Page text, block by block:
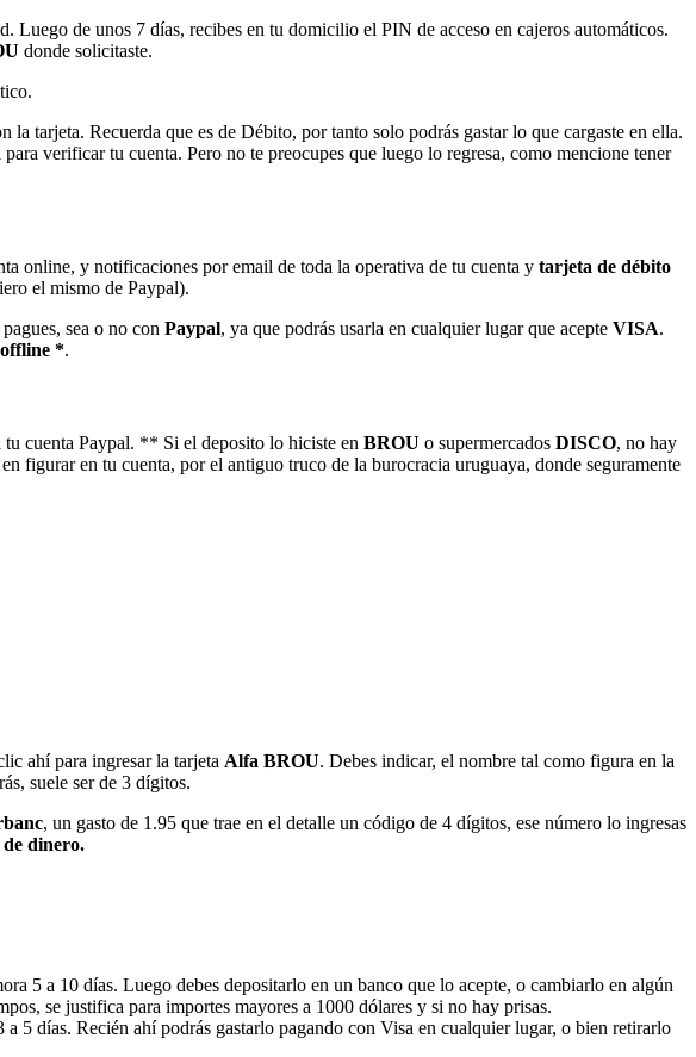
Luego de unos 7 días, recibes en tu domicilio el PIN de acceso en cajeros automáticos.
donde solicitaste.
tarjeta. Recuerda que es de Débito, por tanto solo podrás gastar lo que cargaste en ella.
verificar tu cuenta. Pero no te preocupes que luego lo regresa, como mencione tener
online, y notificaciones por email de toda la operativa de tu cuenta y tarjeta de débito
el mismo de Paypal).
sea o no con Paypal, ya que podrás usarla en cualquier lugar que acepte VISA.
offline *.
tu cuenta Paypal. ** Si el deposito lo hiciste en BROU o supermercados DISCO, no hay
figurar en tu cuenta, por el antiguo truco de la burocracia uruguaya, donde seguramente
ahí para ingresar la tarjeta Alfa BROU. Debes indicar, el nombre tal como figura en la
suele ser de 3 dígitos.
, un gasto de 1.95 que trae en el detalle un código de 4 dígitos, ese número lo ingresas
dinero.
5 a 10 días. Luego debes depositarlo en un banco que lo acepte, o cambiarlo en algún
se justifica para importes mayores a 1000 dólares y si no hay prisas.
5 días. Recién ahí podrás gastarlo pagando con Visa en cualquier lugar, o bien retirarlo